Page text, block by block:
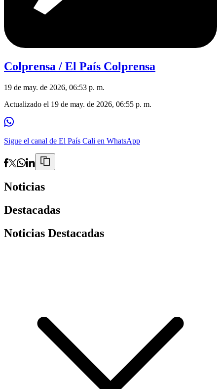
Colprensa / El País Colprensa
19 de may. de 2026, 06:53 p. m.
Actualizado el 19 de may. de 2026, 06:55 p. m.
Sigue el canal de El País Cali en WhatsApp
Noticias
Destacadas
Noticias Destacadas